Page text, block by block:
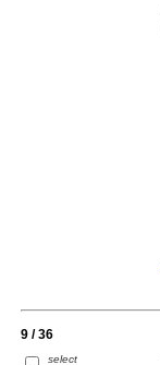
9 / 36
select